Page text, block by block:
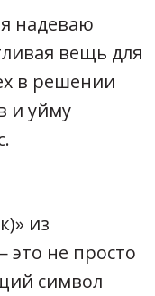
надеваю
вещь для
в решении
и уйму
из
это не просто
символ